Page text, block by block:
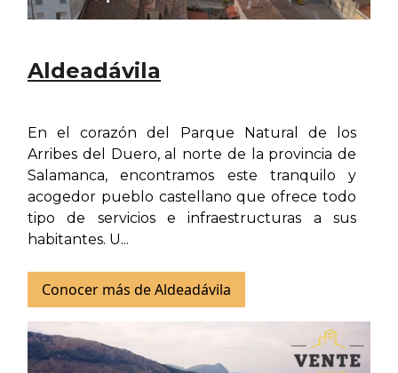
Aldeadávila
En el corazón del Parque Natural de los
Arribes del Duero, al norte de la provincia de
Salamanca, encontramos este tranquilo y
acogedor pueblo castellano que ofrece todo
tipo de servicios e infraestructuras a sus
habitantes. U...
Conocer más de Aldeadávila